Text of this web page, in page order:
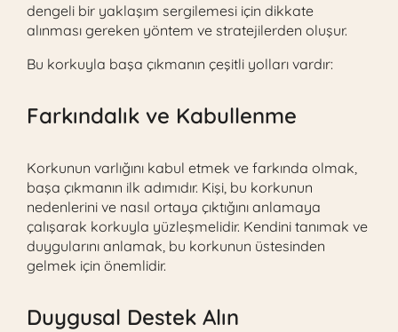
dengeli bir yaklaşım sergilemesi için dikkate
alınması gereken yöntem ve stratejilerden oluşur.
Bu korkuyla başa çıkmanın çeşitli yolları vardır:
Farkındalık ve Kabullenme
Korkunun varlığını kabul etmek ve farkında olmak,
başa çıkmanın ilk adımıdır. Kişi, bu korkunun
nedenlerini ve nasıl ortaya çıktığını anlamaya
çalışarak korkuyla yüzleşmelidir. Kendini tanımak ve
duygularını anlamak, bu korkunun üstesinden
gelmek için önemlidir.
Duygusal Destek Alın